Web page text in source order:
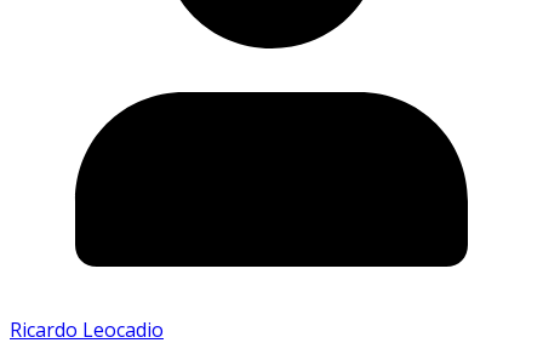
Ricardo Leocadio